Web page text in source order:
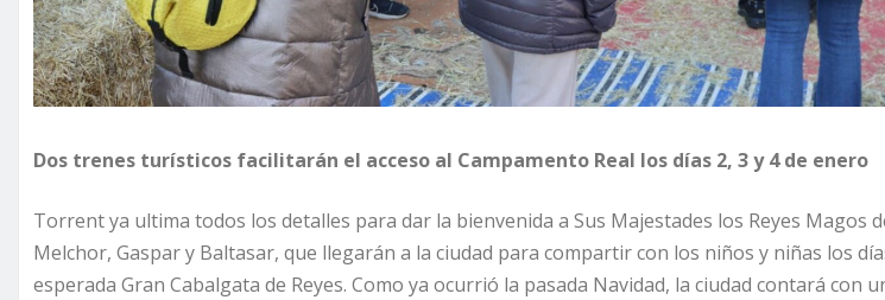
Dos trenes turísticos facilitarán el acceso al Campamento Real los días 2, 3 y 4 de enero
Torrent ya ultima todos los detalles para dar la bienvenida a Sus Majestades los Reyes Magos
Melchor, Gaspar y Baltasar, que llegarán a la ciudad para compartir con los niños y niñas los
esperada Gran Cabalgata de Reyes. Como ya ocurrió la pasada Navidad, la ciudad contará con